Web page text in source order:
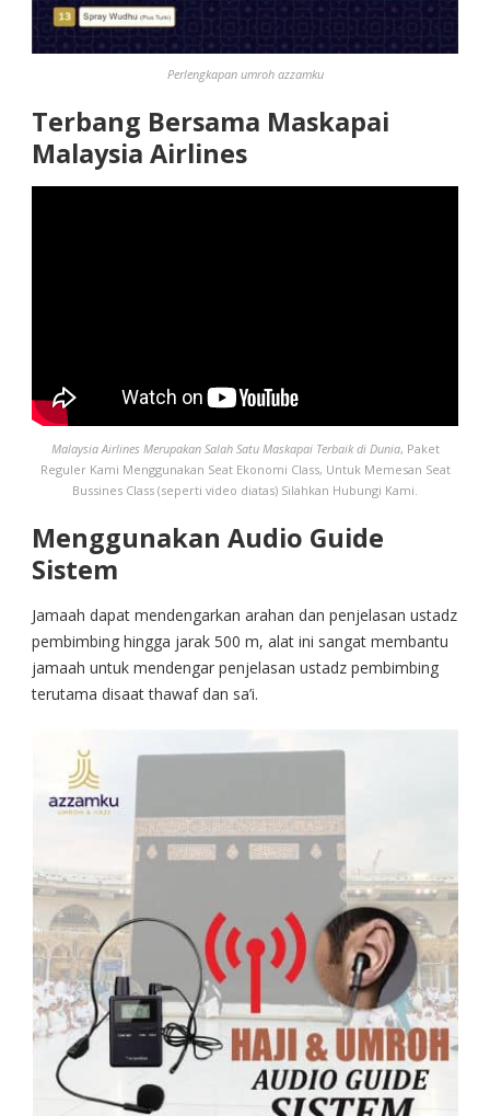
Perlengkapan umroh azzamku
Terbang Bersama Maskapai
Malaysia Airlines
Malaysia Airlines Merupakan Salah Satu Maskapai Terbaik di Dunia, Paket
Reguler Kami Menggunakan Seat Ekonomi Class, Untuk Memesan Seat
Bussines Class (seperti video diatas) Silahkan Hubungi Kami.
Menggunakan Audio Guide
Sistem
Jamaah dapat mendengarkan arahan dan penjelasan ustadz
pembimbing hingga jarak 500 m, alat ini sangat membantu
jamaah untuk mendengar penjelasan ustadz pembimbing
terutama disaat thawaf dan sa’i.